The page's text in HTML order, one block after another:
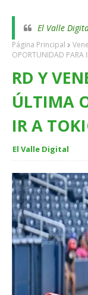
El Valle
Página Principal
OPORTUNIDAD PARA
RD Y
ÚLTIMA
IR A
El Valle Digital